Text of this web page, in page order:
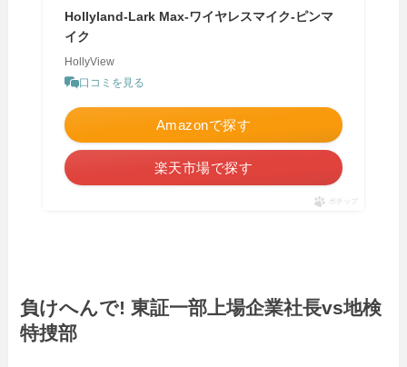
Hollyland-Lark Max-ワイヤレスマイク-ピンマ
イク
HollyView
口コミを見る
Amazonで探す
楽天市場で探す
ポチップ
負けへんで! 東証一部上場企業社長vs地検
特捜部